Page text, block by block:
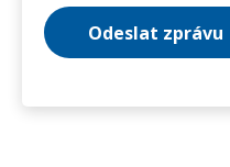
Odeslat zprávu